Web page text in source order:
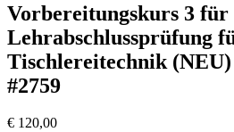
Vorbereitungskurs 3 für
Lehrabschlussprüfung
Tischlereitechnik (NEU)
#2759
€ 120,00